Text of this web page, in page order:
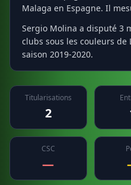
Malaga en Espagne. Il
Sergio Molina a disputé 3
clubs sous les couleurs de
saison 2019-2020.
Titularisations
2
CSC
—